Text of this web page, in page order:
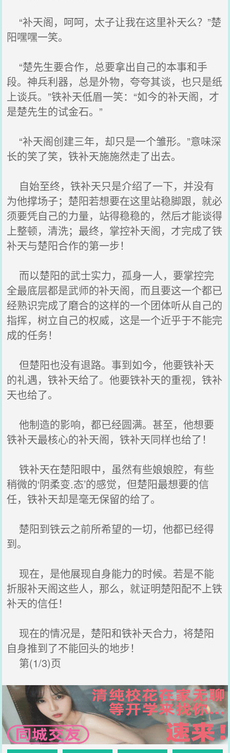
“补天阁，呵呵，太子让我在这里补天么？”楚
阳嘿嘿一笑。
“楚先生要合作，总要拿出自己的本事和手
段。神兵利器，总是外物，夸夸其谈，也只是纸
上谈兵。”铁补天低眉一笑：“如今的补天阁，才
是楚先生的试金石。”
“补天阁创建三年，却只是一个雏形。”意味深
长的笑了笑，铁补天施施然走了出去。
自始至终，铁补天只是介绍了一下，并没有
为他撑场子；楚阳若想要在这里站稳脚跟，就必
须要凭自己的力量，站得稳稳的，然后才能谈得
上整顿，清洗；最终，掌控补天阁，才完成了铁
补天与楚阳合作的第一步！
而以楚阳的武士实力，孤身一人，要掌控完
全最底层都是武师的补天阁，而且要这一个都已
经熟识完成了磨合的这样的一个团体听从自己的
指挥，树立自己的权威，这是一个近乎于不能完
成的任务！
但楚阳也没有退路。事到如今，他要铁补天
的礼遇，铁补天给了。他要铁补天的重视，铁补
天也给了。
他制造的影响，都已经圆满。甚至，他想要
铁补天最核心的补天阁，铁补天同样也给了！
铁补天在楚阳眼中，虽然有些娘娘腔，有些
稍微的‘阴柔变.态’的感觉，但楚阳最想要的信
任，铁补天却是毫无保留的给了。
楚阳到铁云之前所希望的一切，他都已经得
到。
现在，是他展现自身能力的时候。若是不能
折服补天阁这些人，那么，就证明楚阳配不上铁
补天的信任！
现在的情况是，楚阳和铁补天合力，将楚阳
自身推到了不能回头的地步！
第(1/3)页